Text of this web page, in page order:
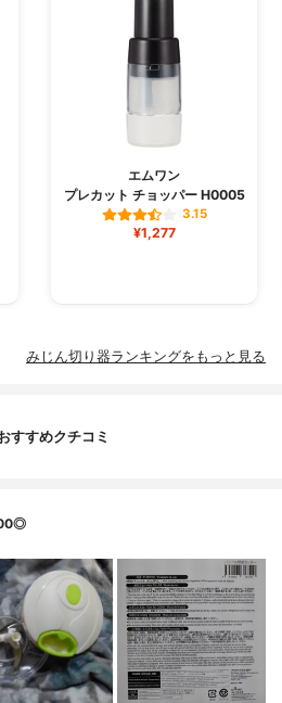
エムワン
プレカット チョッパー H0005
3.15
¥1,277
みじん切り器ランキングをもっと見る
すすめクチコミ